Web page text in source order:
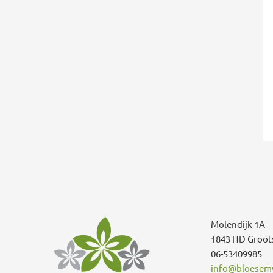
Molendijk 1A
1843 HD
06-53409985